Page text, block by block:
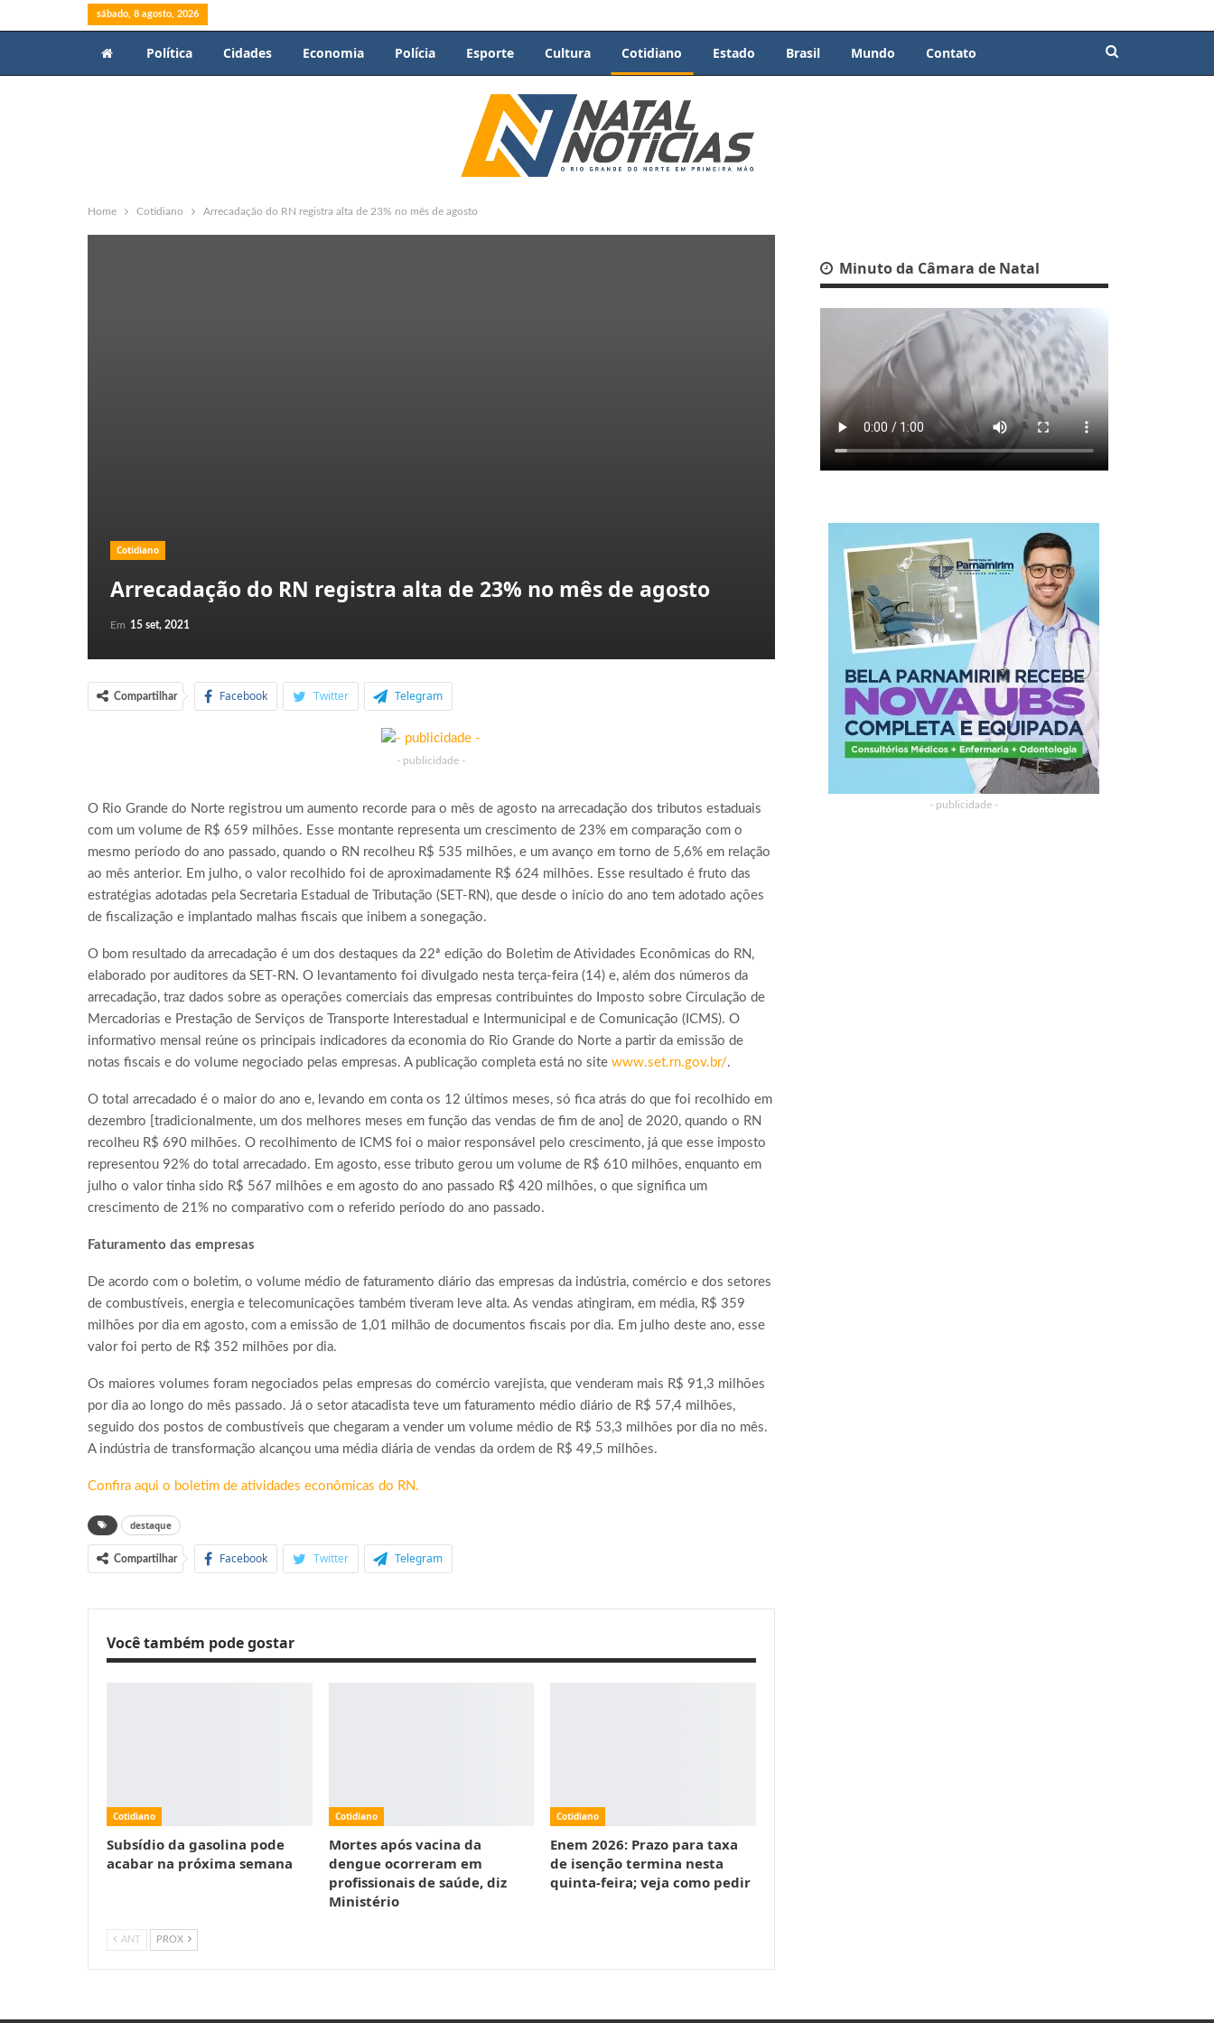
sábado, 8 agosto, 2026
Política Cidades Economia Polícia Esporte Cultura Cotidiano Estado Brasil Mundo Contato
Home Cotidiano Arrecadação do RN registra alta de 23% no mês de agosto
Cotidiano
Arrecadação do RN registra alta de 23% no mês de agosto
Em 15 set, 2021
Compartilhar Facebook Twitter Telegram
- publicidade -
O Rio Grande do Norte registrou um aumento recorde para o mês de agosto na arrecadação dos tributos estaduais
com um volume de R$ 659 milhões. Esse montante representa um crescimento de 23% em comparação com o
mesmo período do ano passado, quando o RN recolheu R$ 535 milhões, e um avanço em torno de 5,6% em relação
ao mês anterior. Em julho, o valor recolhido foi de aproximadamente R$ 624 milhões. Esse resultado é fruto das
estratégias adotadas pela Secretaria Estadual de Tributação (SET-RN), que desde o início do ano tem adotado ações
de fiscalização e implantado malhas fiscais que inibem a sonegação.
O bom resultado da arrecadação é um dos destaques da 22ª edição do Boletim de Atividades Econômicas do RN,
elaborado por auditores da SET-RN. O levantamento foi divulgado nesta terça-feira (14) e, além dos números da
arrecadação, traz dados sobre as operações comerciais das empresas contribuintes do Imposto sobre Circulação de
Mercadorias e Prestação de Serviços de Transporte Interestadual e Intermunicipal e de Comunicação (ICMS). O
informativo mensal reúne os principais indicadores da economia do Rio Grande do Norte a partir da emissão de
notas fiscais e do volume negociado pelas empresas. A publicação completa está no site www.set.rn.gov.br/.
O total arrecadado é o maior do ano e, levando em conta os 12 últimos meses, só fica atrás do que foi recolhido em
dezembro [tradicionalmente, um dos melhores meses em função das vendas de fim de ano] de 2020, quando o RN
recolheu R$ 690 milhões. O recolhimento de ICMS foi o maior responsável pelo crescimento, já que esse imposto
representou 92% do total arrecadado. Em agosto, esse tributo gerou um volume de R$ 610 milhões, enquanto em
julho o valor tinha sido R$ 567 milhões e em agosto do ano passado R$ 420 milhões, o que significa um
crescimento de 21% no comparativo com o referido período do ano passado.
Faturamento das empresas
De acordo com o boletim, o volume médio de faturamento diário das empresas da indústria, comércio e dos setores
de combustíveis, energia e telecomunicações também tiveram leve alta. As vendas atingiram, em média, R$ 359
milhões por dia em agosto, com a emissão de 1,01 milhão de documentos fiscais por dia. Em julho deste ano, esse
valor foi perto de R$ 352 milhões por dia.
Os maiores volumes foram negociados pelas empresas do comércio varejista, que venderam mais R$ 91,3 milhões
por dia ao longo do mês passado. Já o setor atacadista teve um faturamento médio diário de R$ 57,4 milhões,
seguido dos postos de combustíveis que chegaram a vender um volume médio de R$ 53,3 milhões por dia no mês.
A indústria de transformação alcançou uma média diária de vendas da ordem de R$ 49,5 milhões.
Confira aqui o boletim de atividades econômicas do RN.
destaque
Compartilhar Facebook Twitter Telegram
Você também pode gostar
Cotidiano
Subsídio da gasolina pode
acabar na próxima semana
Cotidiano
Mortes após vacina da
dengue ocorreram em
profissionais de saúde, diz
Ministério
Cotidiano
Enem 2026: Prazo para taxa
de isenção termina nesta
quinta-feira; veja como pedir
ANT PROX
Minuto da Câmara de Natal
- publicidade -